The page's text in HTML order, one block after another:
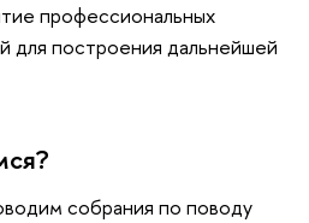
профессиональных
для построения дальнейшей
собрания по поводу